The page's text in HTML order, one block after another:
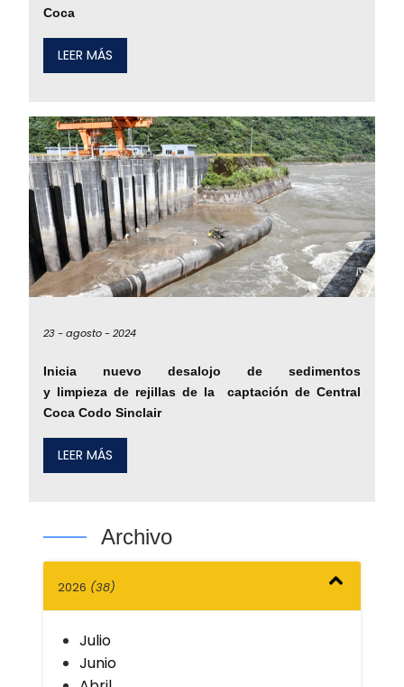
Coca
LEER MÁS
23 -agosto -2024
Inicia nuevo desalojo de sedimentos
y limpieza de rejillas de la captación de Central
Coca Codo Sinclair
LEER MÁS
Archivo
2026 (38)
Julio
Junio